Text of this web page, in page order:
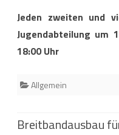
Jeden zweiten und
Jugendabteilung um
18:00 Uhr
Allgemein
Breitbandausbau